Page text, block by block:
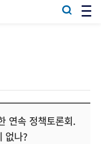
연속 정책토론회.
없나?